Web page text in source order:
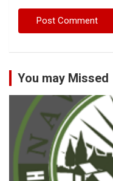
You may Missed